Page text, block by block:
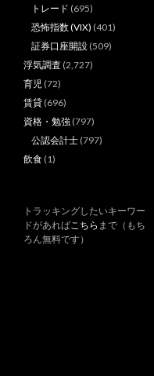
トレード (695)
恐怖指数 (VIX) (401)
証券口座開設 (509)
浮気調査 (2,727)
育児 (72)
賃貸 (696)
資格・勉強 (797)
公認会計士 (797)
飲食 (1)
トラッキングしたいキーワー
ドがあればこちら まで（もち
ろん無料です）